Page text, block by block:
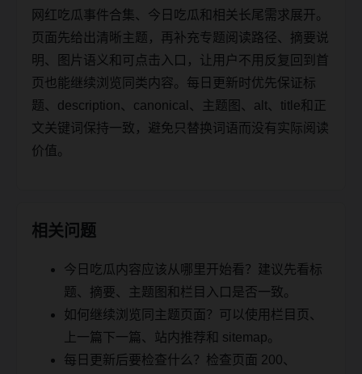
网红吃瓜事件合集、今日吃瓜和相关长尾需求展开。
页面先给出清晰主题，再补充专题阅读路径、摘要说
明、图片语义和可点击入口，让用户不用反复回到首
页也能继续浏览同类内容。每日更新时优先保证标
题、description、canonical、主题图、alt、title和正
文关键词保持一致，避免只替换词语而没有实际阅读
价值。
相关问题
今日吃瓜内容应该从哪里开始看？建议先看标
题、摘要、主题图和栏目入口是否一致。
如何继续浏览同主题页面？可以使用栏目页、
上一篇下一篇、站内推荐和 sitemap。
每日更新后要检查什么？检查页面 200、